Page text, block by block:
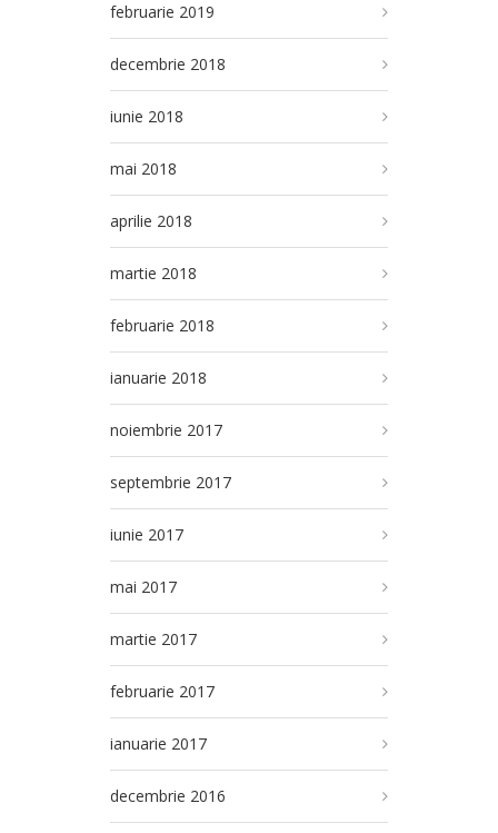
februarie 2019
decembrie 2018
iunie 2018
mai 2018
aprilie 2018
martie 2018
februarie 2018
ianuarie 2018
noiembrie 2017
septembrie 2017
iunie 2017
mai 2017
martie 2017
februarie 2017
ianuarie 2017
decembrie 2016